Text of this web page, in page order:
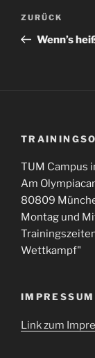
Vorheriger
Beitrag
ZURÜCK
Wenn’s
TUM Campus
Am
80809
Montag und
Wettkampf"
IMPRESSUM
Link zum